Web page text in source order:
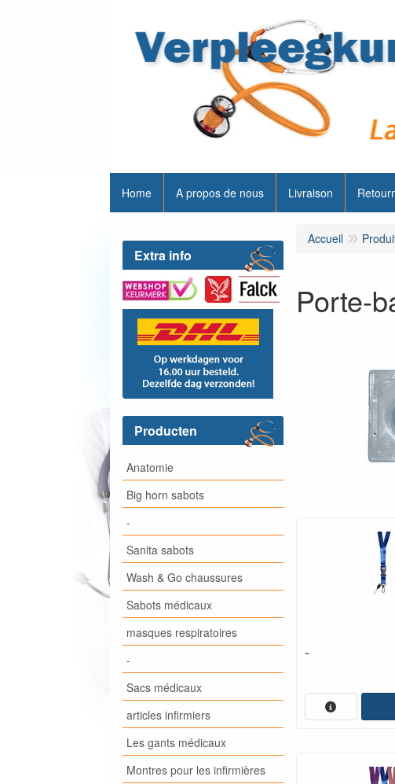
Home A propos de nous Livraison
Extra info
Producten
Anatomie
Big horn sabots
-
Sanita sabots
Wash & Go chaussures
Sabots médicaux
masques respiratoires
-
Sacs médicaux
articles infirmiers
Les gants médicaux
Montres pour les infirmières
Accueil
Porte-
-